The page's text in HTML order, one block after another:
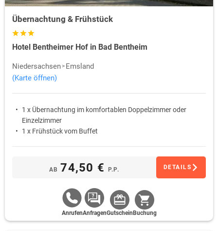
Übernachtung & Frühstück
Hotel Bentheimer Hof in Bad Bentheim
Niedersachsen
Emsland
(Karte öffnen)
1 x Übernachtung im komfortablen Doppelzimmer oder
Einzelzimmer
1 x Frühstück vom Buffet
AB 74,50 € P.P. DETAILS
AnrufenAnfragenGutschein Buchung